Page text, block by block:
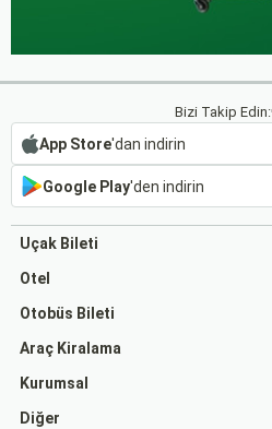
Bizi Takip Edin:
App Store'dan indirin
Google Play'den indirin
Uçak Bileti
Otel
Otobüs Bileti
Araç Kiralama
Kurumsal
Diğer